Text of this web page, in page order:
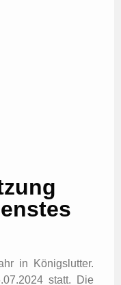
in Königslutter.
statt. Die